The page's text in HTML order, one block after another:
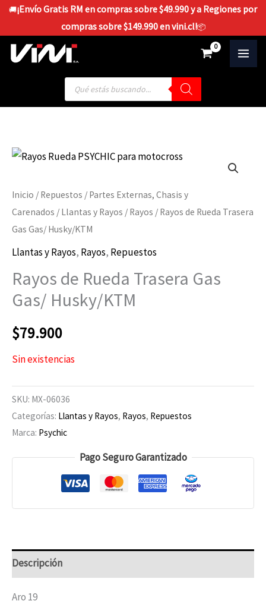
contenido
🚚¡Envío Gratis RM en compras sobre $49.990 y a Regiones por
compras sobre $149.990 en vini.cl!📦
Búsqueda
productos
Inicio / Repuestos / Partes Externas, Chasis y
Carenados / Llantas y Rayos / Rayos / Rayos de Rueda Trasera
Gas Gas/ Husky/KTM
Llantas y Rayos, Rayos, Repuestos
Rayos de Rueda Trasera Gas
Gas/ Husky/KTM
$79.900
Sin existencias
SKU: MX-06036
Categorías: Llantas y Rayos, Rayos, Repuestos
Marca: Psychic
Pago Seguro Garantizado
Descripción
Aro 19